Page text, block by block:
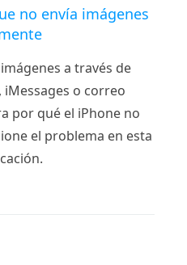
no envía imágenes
a través de
o correo
por qué el iPhone no
el problema en esta